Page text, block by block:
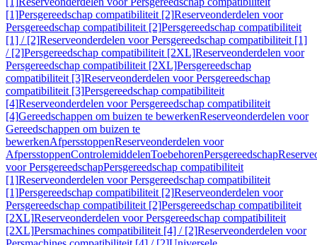
[1]Persgereedschap compatibiliteit [2]Reserveonderdelen voor
Persgereedschap compatibiliteit [2]Persgereedschap compatibiliteit
[1] / [2]Reserveonderdelen voor Persgereedschap compatibiliteit [1]
/ [2]Persgereedschap compatibiliteit [2XL]Reserveonderdelen voor
Persgereedschap compatibiliteit [2XL]Persgereedschap
compatibiliteit [3]Reserveonderdelen voor Persgereedschap
compatibiliteit [3]Persgereedschap compatibiliteit
[4]Reserveonderdelen voor Persgereedschap compatibiliteit
[4]Gereedschappen om buizen te bewerkenReserveonderdelen voor
Gereedschappen om buizen te
bewerkenAfpersstoppenReserveonderdelen voor
AfpersstoppenControlemiddelenToebehorenPersgereedschap
voor PersgereedschapPersgereedschap compatibiliteit
[1]Reserveonderdelen voor Persgereedschap compatibiliteit
[1]Persgereedschap compatibiliteit [2]Reserveonderdelen voor
Persgereedschap compatibiliteit [2]Persgereedschap compatibiliteit
[2XL]Reserveonderdelen voor Persgereedschap compatibiliteit
[2XL]Persmachines compatibiliteit [4] / [2]Reserveonderdelen voor